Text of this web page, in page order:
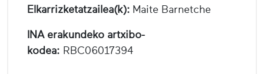
Elkarrizketatzailea(k): Maite Barnetche
INA erakundeko artxibo-
kodea: RBC06017394